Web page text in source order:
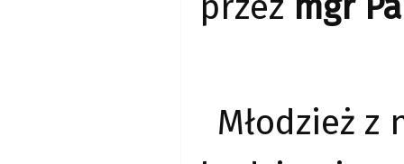
Młodzież z